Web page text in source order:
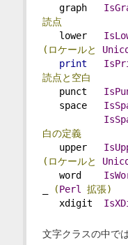
graph
読点
lower
(ロケールと
print
読点と空白
punct
space
白の定義
upper
(ロケールと
word
(Perl
拡張)
xdigit
文字クラスの中で